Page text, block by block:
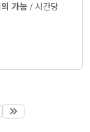
가능 / 시간당